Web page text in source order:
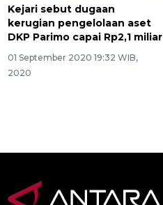
Kejari sebut dugaan
kerugian pengelolaan aset
DKP Parimo capai Rp2,1 miliar
01 September 2020 19:32 WIB,
2020